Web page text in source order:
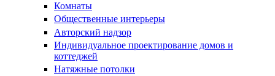
Комнаты
Общественные интерьеры
Авторский надзор
Индивидуальное проектирование домов и
коттеджей
Натяжные потолки